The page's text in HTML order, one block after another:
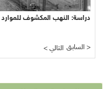
دراسة: النهب المكشوف للموارد
< التالي السابق >